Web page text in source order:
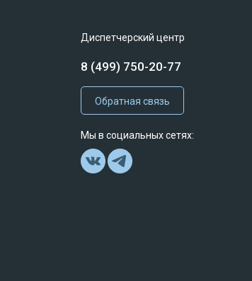
Диспетчерский центр
8 (499) 750-20-77
Обратная связь
Мы в социальных сетях: